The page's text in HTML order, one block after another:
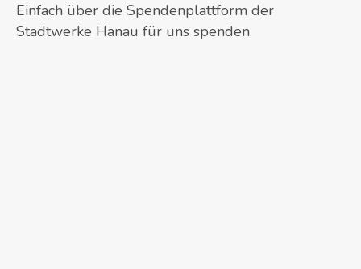
Einfach über die Spendenplattform der
Stadtwerke Hanau für uns spenden.